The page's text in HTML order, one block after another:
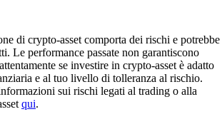
di crypto-asset comporta dei rischi e potrebbe
Le performance passate non garantiscono
se investire in crypto-asset è adatto
e al tuo livello di tolleranza al rischio.
sui rischi legati al trading o alla
qui.